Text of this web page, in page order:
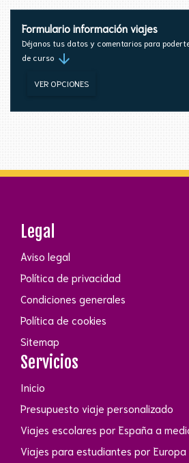
Formulario información viajes
Déjanos tus datos y comentarios para
de curso arrow_downward
VER OPCIONES
Legal
Aviso legal
Política de privacidad
Condiciones generales
Política de cookies
Sitemap
Servicios
Inicio
Presupuesto viaje personalizado
Viajes escolares por España a
Viajes para estudiantes por Europa